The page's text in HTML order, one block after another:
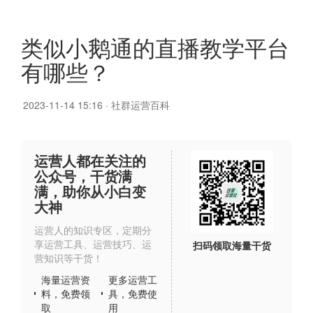
类似小鹅通的直播教学平台
有哪些？
2023-11-14 15:16 · 社群运营百科
运营人都在关注的
公众号，干货满
满，助你从小白变
大神
运营人的知识专区，定期分
享运营工具、运营技巧、运
营知识等干货！
海量运营资
料，免费领
取
更多运营工
具，免费使
用
扫码领取海量干货